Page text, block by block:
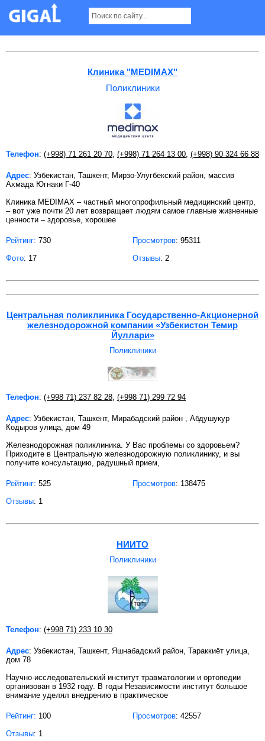
Поликлиники в Ташкенте
Клиника "MEDIMAX"
Поликлиники
Телефон: (+998) 71 261 20 70 (+998) 71 264 13 00 (+998) 90 324 66 88
Адрес: Узбекистан, Ташкент, Мирзо-Улугбекский район, массив
Ахмада Югнаки Г-40
Клиника MEDIMAX – частный многопрофильный медицинский центр,
– вот уже почти 20 лет возвращает людям самое главные жизненные
ценности – здоровье, хорошее
Рейтинг: 730 Просмотров: 95311
Фото: 17 Отзывы: 2
Центральная поликлиника Государственно-Акционерной
железнодорожной компании «Узбекистон Темир
Йуллари»
Поликлиники
Телефон: (+998 71) 237 82 28, (+998 71) 299 72 94
Адрес: Узбекистан, Ташкент, Мирабадский район , Абдушукур
Кодыров улица, дом 49
Железнодорожная поликлиника. У Вас проблемы со здоровьем?
Приходите в Центральную железнодорожную поликлинику, и вы
получите консультацию, радушный прием,
Рейтинг: 525 Просмотров: 138475
Отзывы: 1
НИИТО
Поликлиники
Телефон: (+998 71) 233 10 30
Адрес: Узбекистан, Ташкент, Яшнабадский район, Тараккиёт улица,
дом 78
Научно-исследовательский институт травматологии и ортопедии
организован в 1932 году. В годы Независимости институт большое
внимание уделял внедрению в практическое
Рейтинг: 100 Просмотров: 42557
Отзывы: 1